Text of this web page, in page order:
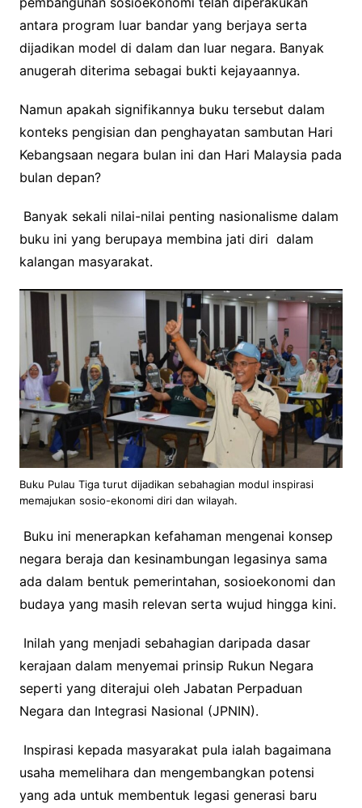
antara program luar bandar yang berjaya serta
dijadikan model di dalam dan luar negara. Banyak
anugerah diterima sebagai bukti kejayaannya.
Namun apakah signifikannya buku tersebut dalam
konteks pengisian dan penghayatan sambutan Hari
Kebangsaan negara bulan ini dan Hari Malaysia pada
bulan depan?
Banyak sekali nilai-nilai penting nasionalisme dalam
buku ini yang berupaya membina jati diri dalam
kalangan masyarakat.
Buku Pulau Tiga turut dijadikan sebahagian modul inspirasi
memajukan sosio-ekonomi diri dan wilayah.
Buku ini menerapkan kefahaman mengenai konsep
negara beraja dan kesinambungan legasinya sama
ada dalam bentuk pemerintahan, sosioekonomi dan
budaya yang masih relevan serta wujud hingga kini.
Inilah yang menjadi sebahagian daripada dasar
kerajaan dalam menyemai prinsip Rukun Negara
seperti yang diterajui oleh Jabatan Perpaduan
Negara dan Integrasi Nasional (JPNIN).
Inspirasi kepada masyarakat pula ialah bagaimana
usaha memelihara dan mengembangkan potensi
yang ada untuk membentuk legasi generasi baru